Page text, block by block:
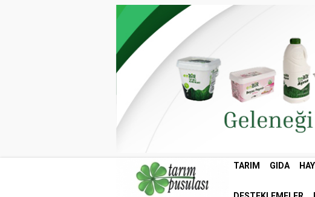
TARIM GIDA